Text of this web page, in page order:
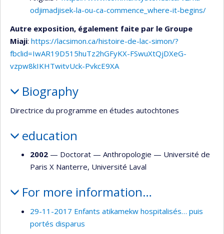
odjimadjisek-la-ou-ca-commence_where-it-begins/
Autre exposition, également faite par le Groupe
Miaji: https://lacsimon.ca/histoire-de-lac-simon/?
fbclid=IwAR19D515huTz2hGFyKX-FSwuXtQjDXeG-
vzpw8kIKHTwitvUck-PvkcE9XA
Biography
Directrice du programme en études autochtones
education
2002 — Doctorat — Anthropologie — Université de
Paris X Nanterre, Université Laval
For more information…
29-11-2017 Enfants atikamekw hospitalisés… puis
portés disparus